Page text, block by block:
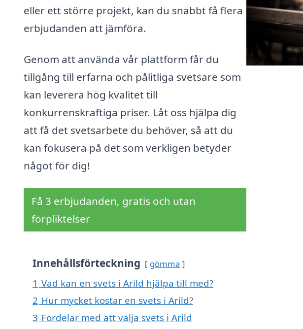
eller ett större projekt, kan du snabbt få flera
erbjudanden att jämföra.
Genom att använda vår plattform får du
tillgång till erfarna och pålitliga svetsare som
kan leverera hög kvalitet till
konkurrenskraftiga priser. Låt oss hjälpa dig
att få det svetsarbete du behöver, så att du
kan fokusera på det som verkligen betyder
något för dig!
Få 3 erbjudanden, gratis och utan
förpliktelser
Innehållsförteckning gömma
1 Vad kan en svets i Arild hjälpa till med?
2 Hur mycket kostar en svets i Arild?
3 Fördelar med att välja svets i Arild